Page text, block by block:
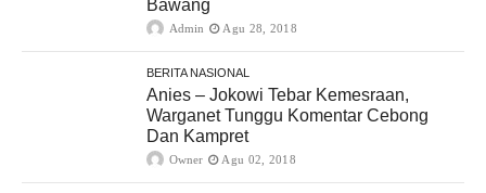
Bawang
Admin Agu 28, 2018
BERITA NASIONAL
Anies – Jokowi Tebar Kemesraan,
Warganet Tunggu Komentar Cebong
Dan Kampret
Owner Agu 02, 2018